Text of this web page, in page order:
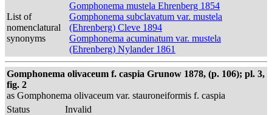
List of
nomenclatural
synonyms
Gomphonema mustela Ehrenberg 1854
Gomphonema subclavatum var. mustela
(Ehrenberg) Cleve 1894
Gomphonema acuminatum var. mustela
(Ehrenberg) Nylander 1861
Gomphonema olivaceum f. caspia Grunow 1878, (p. 106); pl. 3,
fig. 2
as Gomphonema olivaceum var. stauroneiformis f. caspia
Status
Invalid